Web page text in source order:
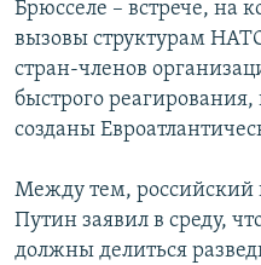
Брюсселе – встрече, на
вызовы структурам
стран-членов
быстрого
созданы
Между тем, российский
Путин заявил в среду,
должны делиться